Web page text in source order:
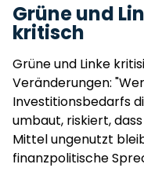
Grüne und
kritisch
Grüne und Linke
Veränderungen:
Investitionsbedarfs
umbaut, riskiert,
Mittel ungenutzt
finanzpolitische